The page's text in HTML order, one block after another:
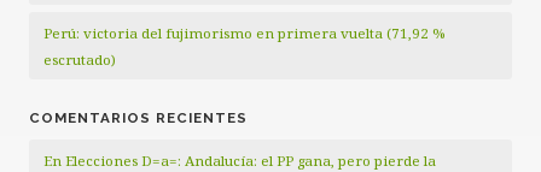
Perú: victoria del fujimorismo en primera vuelta (71,92 %
escrutado)
COMENTARIOS RECIENTES
En Elecciones D=a=: Andalucía: el PP gana, pero pierde la